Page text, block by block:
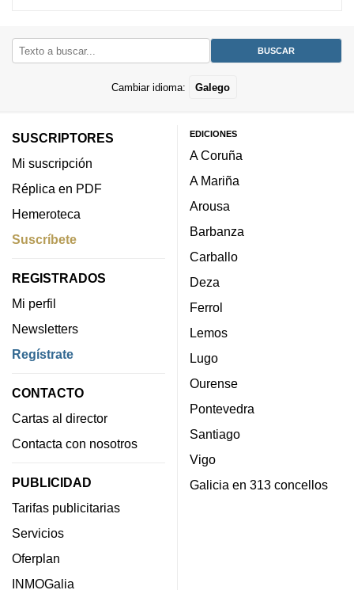
Cambiar idioma: Galego
SUSCRIPTORES
Mi suscripción
Réplica en PDF
Hemeroteca
Suscríbete
REGISTRADOS
Mi perfil
Newsletters
Regístrate
CONTACTO
Cartas al director
Contacta con nosotros
PUBLICIDAD
Tarifas publicitarias
Servicios
Oferplan
INMOGalia
EDICIONES
A Coruña
A Mariña
Arousa
Barbanza
Carballo
Deza
Ferrol
Lemos
Lugo
Ourense
Pontevedra
Santiago
Vigo
Galicia en 313 concellos